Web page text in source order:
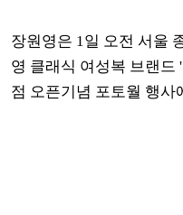
장원영은 1일 오전 서울
영 클래식 여성복 브랜드
점 오픈기념 포토월 행사